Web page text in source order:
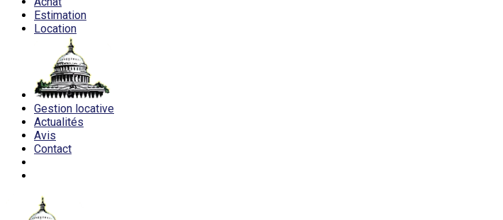
Estimation
Location
Gestion locative
Actualités
Avis
Contact